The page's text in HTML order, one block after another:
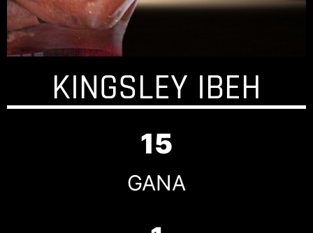
KINGSLEY IBEH ​
GANA
15